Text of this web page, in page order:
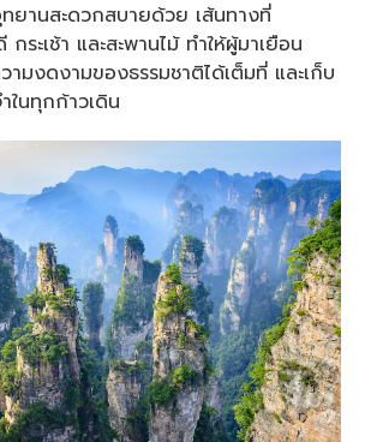
ทยานสะดวกสบายด้วย เส้นทางที่
ระเช้า และสะพานไม้ ทำให้ผู้มาเยือน
ามงดงามของธรรมชาติได้เต็มที่ และเก็บ
ในทุกก้าวเดิน